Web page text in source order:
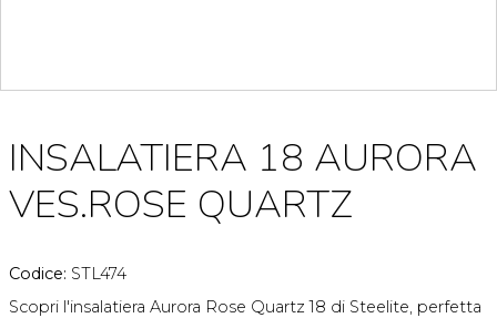
INSALATIERA 18 AURORA
VES.ROSE QUARTZ
Codice: STL474
Scopri l'insalatiera Aurora Rose Quartz 18 di Steelite, perfetta